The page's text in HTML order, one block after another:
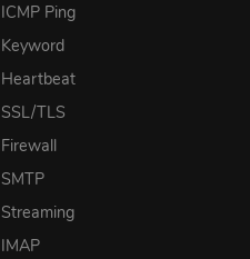
ICMP Ping
Keyword
Heartbeat
SSL/TLS
Firewall
SMTP
Streaming
IMAP